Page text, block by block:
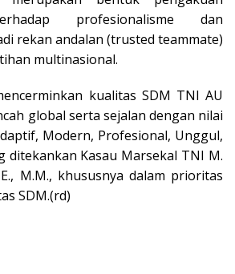
profesionalisme dan
rekan andalan (trusted teammate)
multinasional.
kualitas SDM TNI AU
global serta sejalan dengan nilai
Modern, Profesional, Unggul,
ditekankan Kasau Marsekal TNI M.
M.M., khususnya dalam prioritas
SDM.(rd)